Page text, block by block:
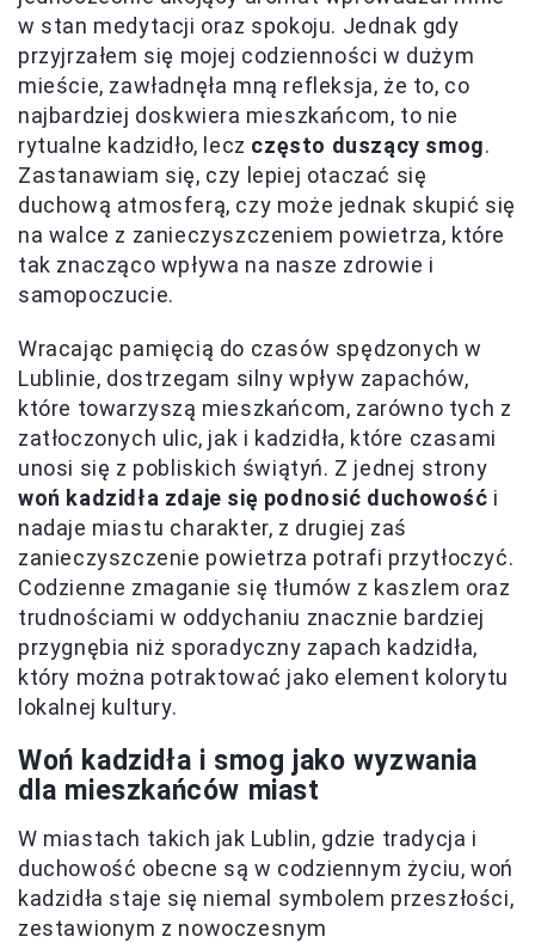
w stan medytacji oraz spokoju. Jednak gdy
przyjrzałem się mojej codzienności w dużym
mieście, zawładnęła mną refleksja, że to, co
najbardziej doskwiera mieszkańcom, to nie
rytualne kadzidło, lecz często duszący smog.
Zastanawiam się, czy lepiej otaczać się
duchową atmosferą, czy może jednak skupić się
na walce z zanieczyszczeniem powietrza, które
tak znacząco wpływa na nasze zdrowie i
samopoczucie.
Wracając pamięcią do czasów spędzonych w
Lublinie, dostrzegam silny wpływ zapachów,
które towarzyszą mieszkańcom, zarówno tych z
zatłoczonych ulic, jak i kadzidła, które czasami
unosi się z pobliskich świątyń. Z jednej strony
woń kadzidła zdaje się podnosić duchowość i
nadaje miastu charakter, z drugiej zaś
zanieczyszczenie powietrza potrafi przytłoczyć.
Codzienne zmaganie się tłumów z kaszlem oraz
trudnościami w oddychaniu znacznie bardziej
przygnębia niż sporadyczny zapach kadzidła,
który można potraktować jako element kolorytu
lokalnej kultury.
Woń kadzidła i smog jako wyzwania
dla mieszkańców miast
W miastach takich jak Lublin, gdzie tradycja i
duchowość obecne są w codziennym życiu, woń
kadzidła staje się niemal symbolem przeszłości,
zestawionym z nowoczesnym